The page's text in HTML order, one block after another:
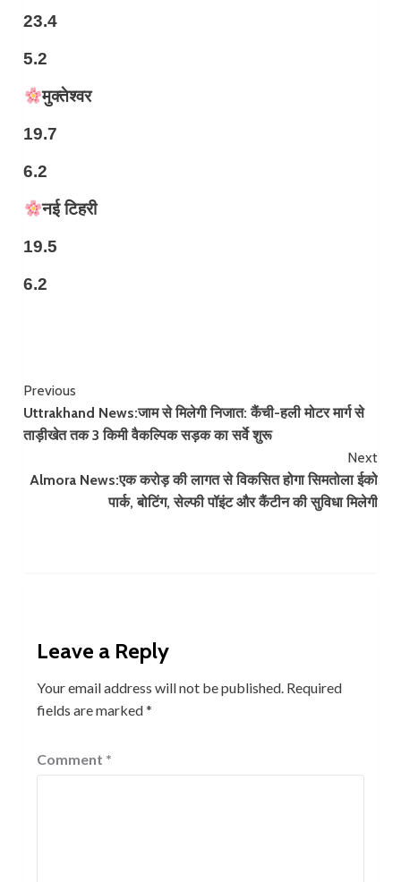
23.4
5.2
मुक्तेश्वर
19.7
6.2
नई टिहरी
19.5
6.2
Continue
Reading
Previous
Uttrakhand News:जाम से मिलेगी निजात: कैंची-हली मोटर मार्ग से
ताड़ीखेत तक 3 किमी वैकल्पिक सड़क का सर्वे शुरू
Next
Almora News:एक करोड़ की लागत से विकसित होगा सिमतोला ईको
पार्क, बोटिंग, सेल्फी पॉइंट और कैंटीन की सुविधा मिलेगी
Leave a Reply
Your email address will not be published. Required
fields are marked*
Comment *